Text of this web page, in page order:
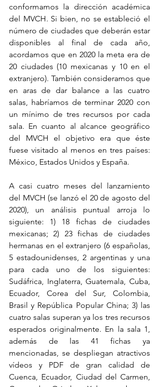
conformamos la dirección académica
del MVCH. Si bien, no se estableció el
número de ciudades que deberán estar
disponibles al final de cada año,
acordamos que en 2020 la meta era de
20 ciudades (10 mexicanas y 10 en el
extranjero). También consideramos que
en aras de dar balance a las cuatro
salas, habríamos de terminar 2020 con
un mínimo de tres recursos por cada
sala. En cuanto al alcance geográfico
del MVCH el objetivo era que éste
fuese visitado al menos en tres países:
México, Estados Unidos y España.
A casi cuatro meses del lanzamiento
del MVCH (se lanzó el 20 de agosto del
2020), un análisis puntual arroja lo
siguiente: 1) 18 fichas de ciudades
mexicanas; 2) 23 fichas de ciudades
hermanas en el extranjero (6 españolas,
5 estadounidenses, 2 argentinas y una
para cada uno de los siguientes:
Sudáfrica, Inglaterra, Guatemala, Cuba,
Ecuador, Corea del Sur, Colombia,
Brasil y República Popular China; 3) las
cuatro salas superan ya los tres recursos
esperados originalmente. En la sala 1,
además de las 41 fichas ya
mencionadas, se despliegan atractivos
vídeos y PDF de gran calidad de
Cuenca, Ecuador, Ciudad del Carmen,